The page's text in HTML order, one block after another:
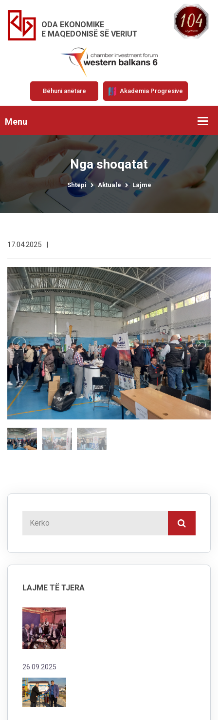
ODA EKONOMIKE
E MAQEDONISË SË VERIUT
Bëhuni anëtare Akademia Progresive
Menu
Nga shoqatat
Shtëpi Aktuale Lajme
17.04.2025 |
LAJME TË TJERA
26.09.2025